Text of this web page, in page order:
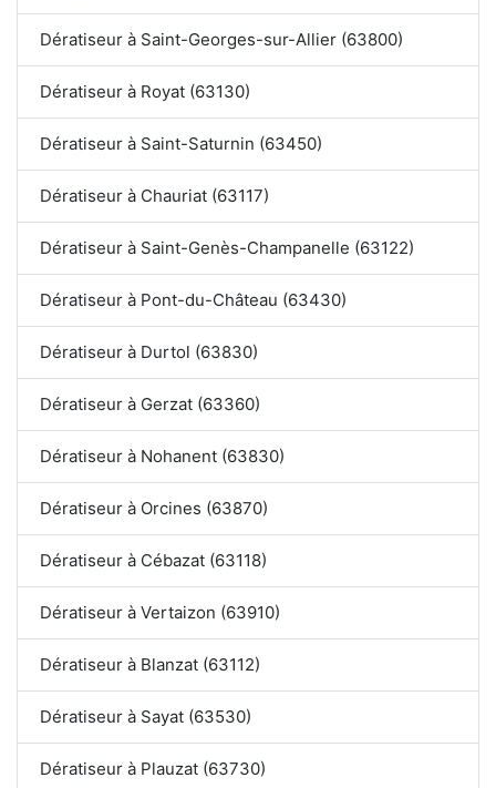
Dératiseur à Saint-Georges-sur-Allier (63800)
Dératiseur à Royat (63130)
Dératiseur à Saint-Saturnin (63450)
Dératiseur à Chauriat (63117)
Dératiseur à Saint-Genès-Champanelle (63122)
Dératiseur à Pont-du-Château (63430)
Dératiseur à Durtol (63830)
Dératiseur à Gerzat (63360)
Dératiseur à Nohanent (63830)
Dératiseur à Orcines (63870)
Dératiseur à Cébazat (63118)
Dératiseur à Vertaizon (63910)
Dératiseur à Blanzat (63112)
Dératiseur à Sayat (63530)
Dératiseur à Plauzat (63730)